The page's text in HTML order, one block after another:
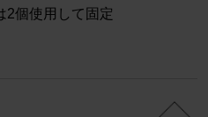
2個使用して固定